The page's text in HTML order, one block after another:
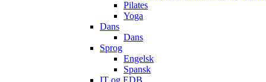
Pilates
Yoga
Dans
Dans
Sprog
Engelsk
Spansk
IT og EDB